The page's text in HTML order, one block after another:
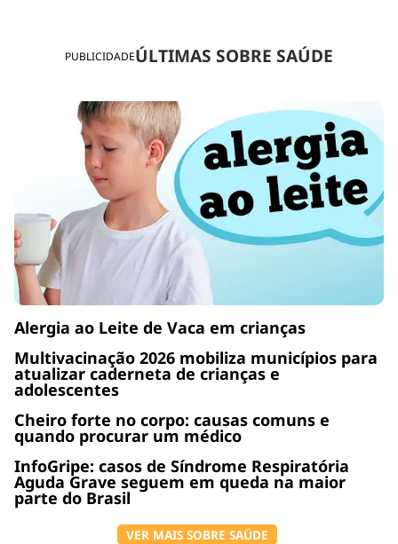
PUBLICIDADEÚLTIMAS SOBRE SAÚDE
Alergia ao Leite de Vaca em crianças
Multivacinação 2026 mobiliza municípios para
atualizar caderneta de crianças e
adolescentes
Cheiro forte no corpo: causas comuns e
quando procurar um médico
InfoGripe: casos de Síndrome Respiratória
Aguda Grave seguem em queda na maior
parte do Brasil
VER MAIS SOBRE SAÚDE